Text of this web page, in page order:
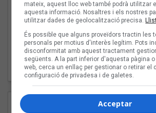
"Les cabres"
94 Rules amb Compte
mateix, aquest lloc web també podrà utilitzar
aquesta informació. Nosaltres i els nostres
utilitzar dades de geolocalització precisa.
És possible que alguns proveïdors tractin les
personals per motius d'interès legítim. Pots
disconformitat amb aquest tractament
següents. A la part inferior d'aquesta pàgina
web, cerca un enllaç per gestionar o retirar el
configuració de privadesa i de galetes.
Acceptar